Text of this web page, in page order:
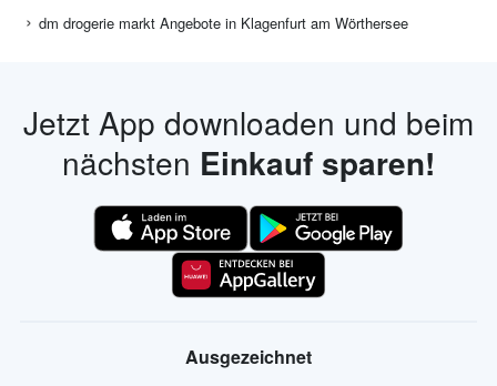
dm drogerie markt Angebote in Klagenfurt am Wörthersee
Jetzt App downloaden und beim
nächsten Einkauf sparen!
Ausgezeichnet